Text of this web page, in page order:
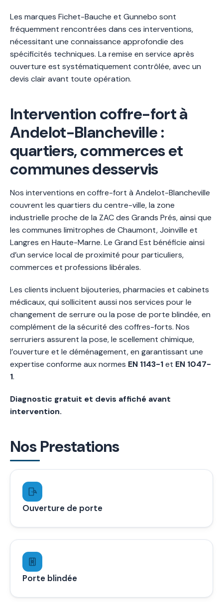
Les marques Fichet-Bauche et Gunnebo sont
fréquemment rencontrées dans ces interventions,
nécessitant une connaissance approfondie des
spécificités techniques. La remise en service après
ouverture est systématiquement contrôlée, avec un
devis clair avant toute opération.
Intervention coffre-fort à
Andelot-Blancheville :
quartiers, commerces et
communes desservis
Nos interventions en coffre-fort à Andelot-Blancheville
couvrent les quartiers du centre-ville, la zone
industrielle proche de la ZAC des Grands Prés, ainsi que
les communes limitrophes de Chaumont, Joinville et
Langres en Haute-Marne. Le Grand Est bénéficie ainsi
d’un service local de proximité pour particuliers,
commerces et professions libérales.
Les clients incluent bijouteries, pharmacies et cabinets
médicaux, qui sollicitent aussi nos services pour le
changement de serrure ou la pose de porte blindée, en
complément de la sécurité des coffres-forts. Nos
serruriers assurent la pose, le scellement chimique,
l’ouverture et le déménagement, en garantissant une
expertise conforme aux normes EN 1143-1et EN 1047-
1.
Diagnostic gratuit et devis affiché avant
intervention.
Nos Prestations
Ouverture de porte
Porte blindée